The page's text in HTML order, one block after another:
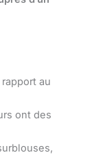
au
ont des